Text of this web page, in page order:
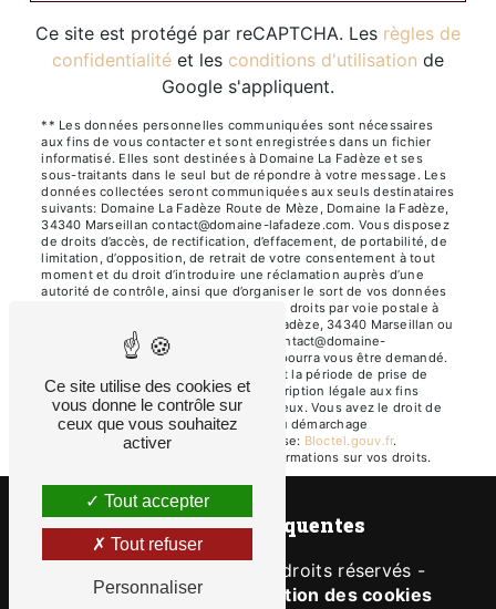
Ce site est protégé par reCAPTCHA. Les règles de
confidentialité et les conditions d'utilisation de
Google s'appliquent.
** Les données personnelles communiquées sont nécessaires
aux fins de vous contacter et sont enregistrées dans un fichier
informatisé. Elles sont destinées à Domaine La Fadèze et ses
sous-traitants dans le seul but de répondre à votre message. Les
données collectées seront communiquées aux seuls destinataires
suivants: Domaine La Fadèze Route de Mèze, Domaine la Fadèze,
34340 Marseillan contact@domaine-lafadeze.com. Vous disposez
de droits d’accès, de rectification, d’effacement, de portabilité, de
limitation, d’opposition, de retrait de votre consentement à tout
moment et du droit d’introduire une réclamation auprès d’une
autorité de contrôle, ainsi que d’organiser le sort de vos données
post-mortem. Vous pouvez exercer ces droits par voie postale à
l'adresse Route de Mèze, Domaine la Fadèze, 34340 Marseillan ou
par courrier électronique à l'adresse contact@domaine-
lafadeze.com. Un justificatif d'identité pourra vous être demandé.
Nous conservons vos données pendant la période de prise de
contact puis pendant la durée de prescription légale aux fins
probatoires et de gestion des contentieux. Vous avez le droit de
vous inscrire sur la liste d'opposition au démarchage
téléphonique, disponible à cette adresse:
Bloctel.gouv.fr.
Consultez le site cnil.fr pour plus d’informations sur vos droits.
Recherches fréquentes
- 2026 - Tous droits réservés -
Mentions légales
Gestion des cookies
Ce site utilise des cookies et
vous donne le contrôle sur
ceux que vous souhaitez
activer
Tout accepter
Tout refuser
Personnaliser